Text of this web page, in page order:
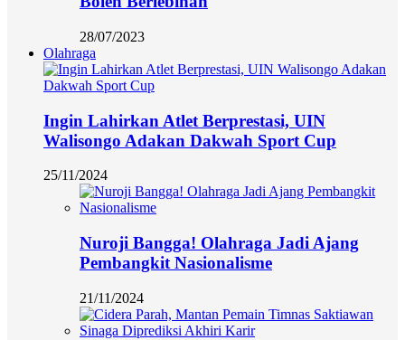
28/07/2023
Olahraga
Ingin Lahirkan Atlet Berprestasi, UIN
Walisongo Adakan Dakwah Sport Cup
25/11/2024
Nuroji Bangga! Olahraga Jadi Ajang
Pembangkit Nasionalisme
21/11/2024